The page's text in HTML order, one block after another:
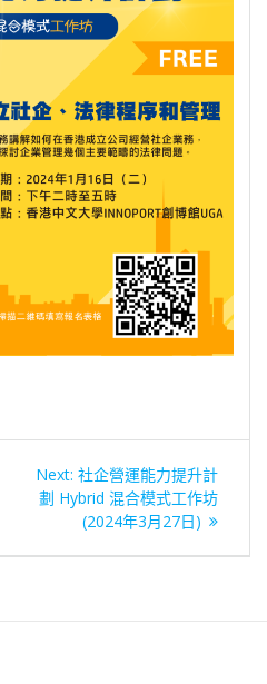
Next: Next
post:
社企營運能力提升計
劃 Hybrid 混合模式工作坊
(2024年3月27日)